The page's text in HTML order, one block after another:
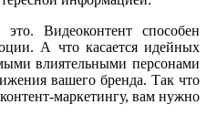
Видеоконтент способен
А что касается идейных
влиятельными персонами
вашего бренда. Так что
маркетингу, вам нужно